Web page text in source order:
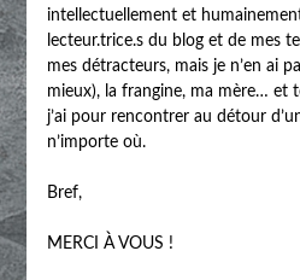
intellectuellement et
lecteur.trice.s du blog et de mes
mes détracteurs, mais je n’en ai
mieux), la frangine, ma mère… et
j’ai pour rencontrer au détour
n’importe où.
Bref,
MERCI À VOUS !